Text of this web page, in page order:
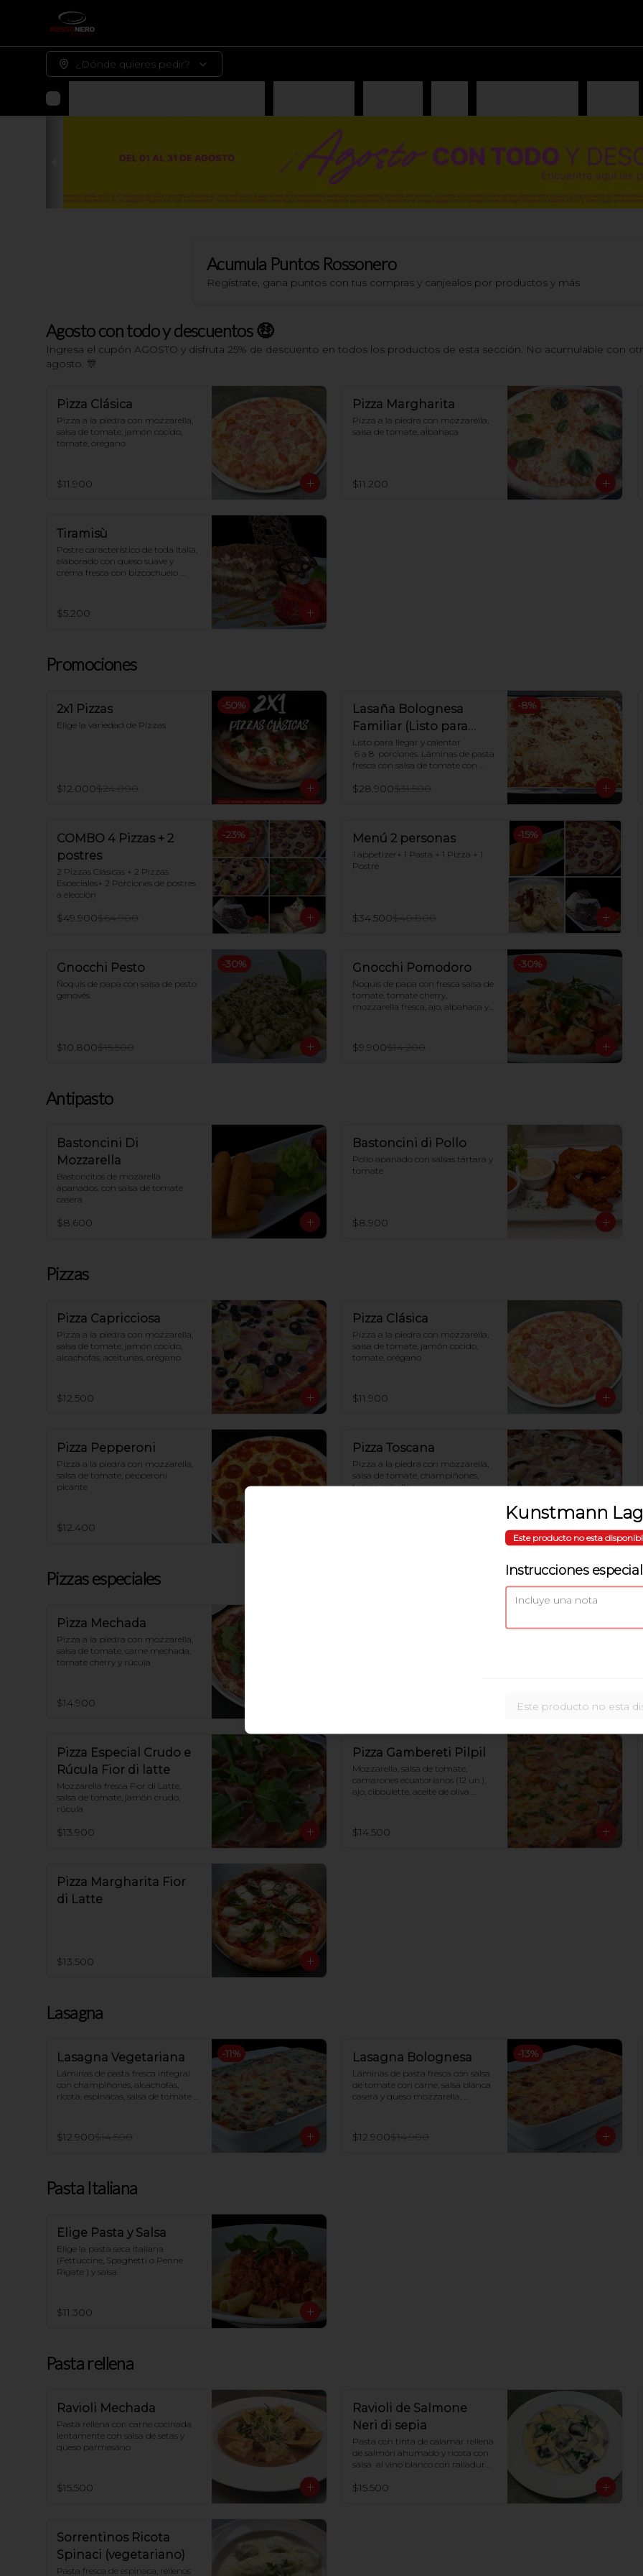
¿Dónde quieres pedir?
Acumula Puntos Rossonero
Regístrate, gana puntos con tus compras y canjealos por productos y más
Agosto con todo y descuentos 🤑
Ingresa el cupón AGOSTO y disfruta 25% de descuento en todos los productos de esta sección. No acumulable con
agosto. 🎊
Pizza Clásica
Pizza a la piedra con mozzarella,
salsa de tomate, jamón cocido,
tomate, orégano
$11.900
Pizza Margharita
Pizza a la piedra con mozzarella,
salsa de tomate, albahaca
$11.200
Tiramisù
Postre característico de toda Italia,
elaborado con queso suave y
crema fresca con bizcochuelo
$5.200
Promociones
-50%
2x1 Pizzas
Elige la variedad de Pizzas
$12.000$24.000
-8%
Lasaña Bolognesa
Familiar (Listo para
hornear en casa)
Listo para llegar y calentar
6 a 8  porciones. Láminas de pasta
fresca con salsa de tomate con
mozzarella
horno a 180ºC y Poner en horno
por 30 minutos.
$28.900$31.500
-23%
COMBO 4 Pizzas + 2
postres
2 Pizzas Clásicas + 2 Pizzas
Especiales+ 2 Porciones de postres
a elección
$49.900$64.900
-15%
Menú 2 personas
1 appetizer+ 1 Pasta + 1 Pizza + 1
Postre
$34.500$40.800
-30%
Gnocchi Pesto
Ñoquis de papa con salsa de pesto
genovés.
$10.800$15.500
-30%
Gnocchi Pomodoro
Ñoquis de papa con fresca salsa de
tomate, tomate cherry,
mozzarella fresca, ajo, albahaca y
$9.900$14.200
Antipasto
Bastoncini Di
Mozzarella
Bastoncitos de mozarella
apanados, con salsa de tomate
casera
$8.600
Bastoncini di Pollo
Pollo apanado con salsas tártara y
tomate
$8.900
Pizzas
Pizza Capricciosa
Pizza a la piedra con mozzarella,
salsa de tomate, jamón cocido,
alcachofas, aceitunas, orégano
$12.500
Pizza Clásica
Pizza a la piedra con mozzarella,
salsa de tomate, jamón cocido,
tomate, orégano
$11.900
Pizza Pepperoni
Pizza a la piedra con mozzarella,
salsa de tomate, pepperoni
picante
$12.400
Pizza Toscana
Pizza a la piedra con mozzarella,
salsa de tomate, champiñones,
tocino, cebolla
Pizzas especiales
Pizza Mechada
Pizza a la piedra con mozzarella,
salsa de tomate, carne mechada,
tomate cherry y rúcula
$14.900
Pizza Especial Crudo e
Rúcula Fior di latte
Mozzarella fresca Fior di Latte,
salsa de tomate, jamón crudo,
rúcula
$13.900
Pizza Gambereti Pilpil
Mozzarella, salsa de tomate,
camarones ecuatorianos (12 un.),
ajo, ciboulette, aceite de oliva
$14.500
Pizza Margharita Fior
di Latte
$13.500
Lasagna
-11%
Lasagna Vegetariana
Láminas de pasta fresca integral
con champiñones, alcachofas,
ricota, espinacas, salsa de tomate y
$12.900$14.500
-13%
Lasagna Bolognesa
Láminas de pasta fresca con salsa
de tomate con carne, salsa blanca
casera y queso mozzarella,
$12.900$14.900
Pasta Italiana
Elige Pasta y Salsa
Elige la pasta seca italiana
(Fettuccine, Spaghetti o Penne
Rigate ) y salsa.
$11.300
Pasta rellena
Ravioli Mechada
Pasta rellena con carne cocinada
lentamente con salsa de setas y
queso parmesano
$15.500
Ravioli de Salmone
Neri di sepia
Pasta con tinta de calamar rellena
de salmón ahumado y ricota con
salsa  al vino blanco con ralladura
$15.500
Sorrentinos Ricota
Spinaci (vegetariano)
Pasta fresca de espinaca, rellenos
Kunstmann
Este producto no esta
Instrucciones
Este producto no esta